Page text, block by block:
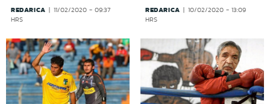
REDARICA
11/02/2020 - 09:37
HRS
REDARICA
10/02/2020 - 13:09
HRS